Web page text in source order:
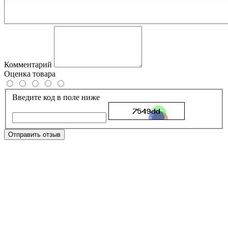
Комментарий
Оценка товара
Введите код в поле ниже
Отправить отзыв